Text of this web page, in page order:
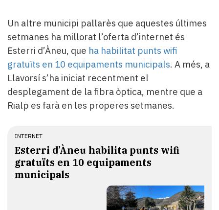
Un altre municipi pallarès que aquestes últimes
setmanes ha millorat l’oferta d’internet és
Esterri d’Àneu, que ha habilitat punts wifi
gratuïts en 10 equipaments municipals. A més, a
Llavorsí s’ha iniciat recentment el
desplegament de la fibra òptica, mentre que a
Rialp es farà en les properes setmanes.
INTERNET
Esterri d’Àneu habilita punts wifi
gratuïts en 10 equipaments
municipals